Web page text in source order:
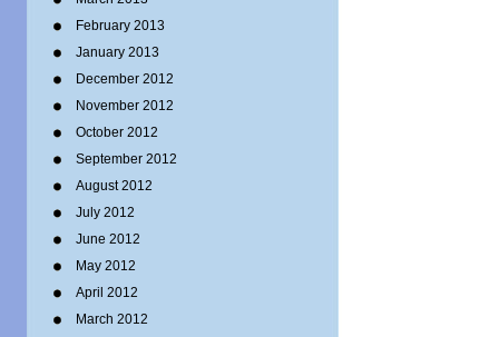
February 2013
January 2013
December 2012
November 2012
October 2012
September 2012
August 2012
July 2012
June 2012
May 2012
April 2012
March 2012